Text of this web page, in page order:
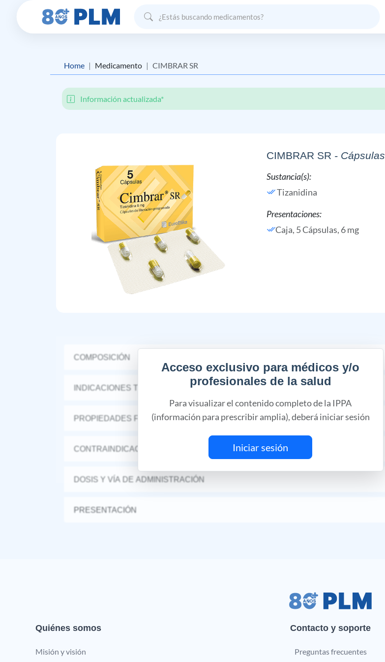
Home Medicamento CIMBRAR SR
Información actualizada*
CIMBRAR SR - Cápsulas
Sustancia(s):
Tizanidina
Presentaciones:
Caja, 5 Cápsulas, 6 mg
Acceso exclusivo para médicos y/o
profesionales de la salud
Para visualizar el contenido completo de la IPPA
(información para prescribir amplia), deberá iniciar sesión
Iniciar sesión
COMPOSICIÓN
INDICACIONES TERAPÉUTICAS
PROPIEDADES FARMACÉUTICAS
CONTRAINDICACIONES
DOSIS Y VÍA DE ADMINISTRACIÓN
PRESENTACIÓN
Quiénes somos
Misión y visión
Contacto y soporte
Preguntas frecuentes